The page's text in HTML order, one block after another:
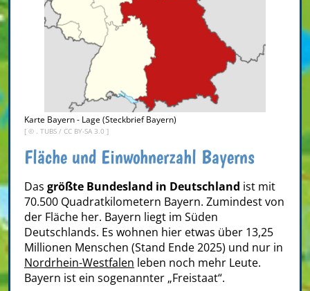
Karte Bayern - Lage (Steckbrief Bayern)
[ © . TUBS / CC BY-SA 3.0 ]
Fläche und Einwohnerzahl Bayerns
Das größte Bundesland in Deutschland ist mit
70.500 Quadratkilometern Bayern. Zumindest von
der Fläche her. Bayern liegt im Süden
Deutschlands. Es wohnen hier etwas über 13,25
Millionen Menschen (Stand Ende 2025) und nur in
Nordrhein-Westfalen leben noch mehr Leute.
Bayern ist ein sogenannter „Freistaat“.